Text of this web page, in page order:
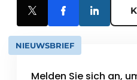
NIEUWSBRIEF
Melden Sie sich an,